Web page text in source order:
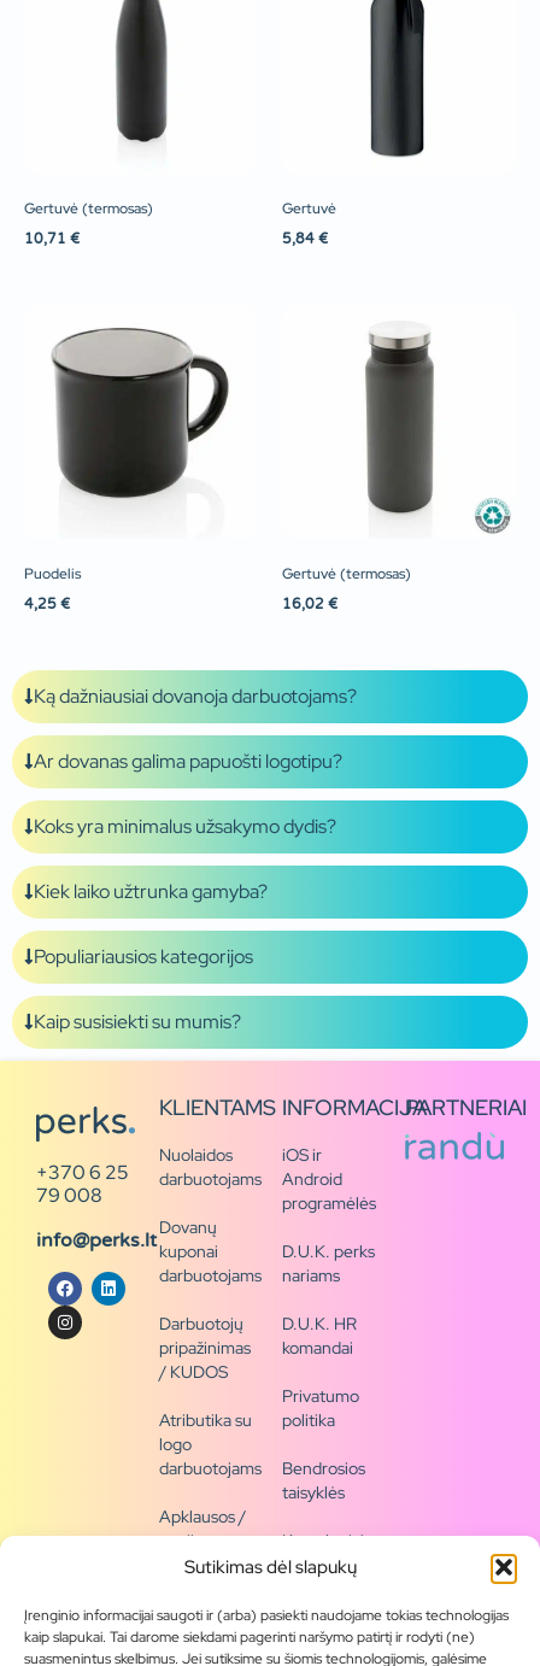
Sutikimas dėl slapukų
Įrenginio informacijai saugoti ir (arba) pasiekti naudojame tokias technologijas
kaip slapukai. Tai darome siekdami pagerinti naršymo patirtį ir rodyti (ne)
suasmenintus skelbimus. Jei sutiksime su šiomis technologijomis, galėsime
Gertuvė (termosas)
10,71 €
Gertuvė
5,84 €
Puodelis
4,25 €
Gertuvė (termosas)
16,02 €
Ką dažniausiai dovanoja darbuotojams?
Ar dovanas galima papuošti logotipu?
Koks yra minimalus užsakymo dydis?
Kiek laiko užtrunka gamyba?
Populiariausios kategorijos
Kaip susisiekti su mumis?
+370 6 25
79 008
info@perks.lt
KLIENTAMS
Nuolaidos
darbuotojams
Dovanų
kuponai
darbuotojams
Darbuotojų
pripažinimas
/ KUDOS
Atributika su
logo
darbuotojams
Apklausos /
naujienų
siena
Tapkite
partneriu
INFORMACIJA
iOS ir
Android
programėlės
D.U.K. perks
nariams
D.U.K. HR
komandai
Privatumo
politika
Bendrosios
taisyklės
Kontaktai /
rekvizitai
PARTNERIAI